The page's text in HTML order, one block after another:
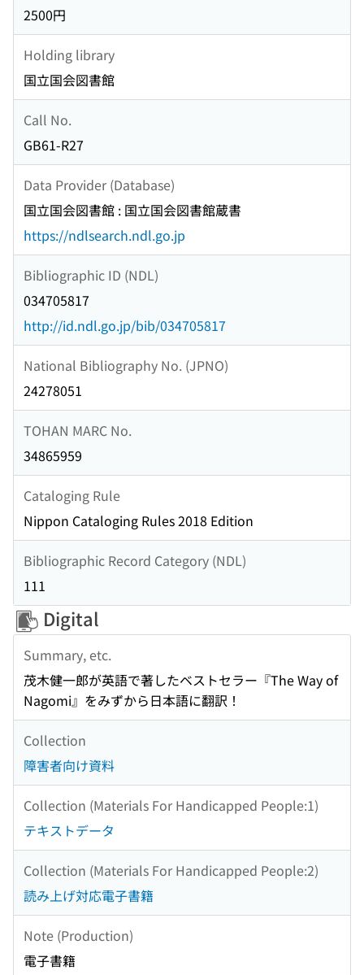
2500円
Holding library
国立国会図書館
Call No.
GB61-R27
Data Provider (Database)
国立国会図書館 : 国立国会図書館蔵書
https://ndlsearch.ndl.go.jp
Bibliographic ID (NDL)
034705817
http://id.ndl.go.jp/bib/034705817
National Bibliography No. (JPNO)
24278051
TOHAN MARC No.
34865959
Cataloging Rule
Nippon Cataloging Rules 2018 Edition
Bibliographic Record Category (NDL)
111
Digital
Summary, etc.
茂木健一郎が英語で著したベストセラー『The Way of
Nagomi』をみずから日本語に翻訳！
Collection
障害者向け資料
Collection (Materials For Handicapped People:1)
テキストデータ
Collection (Materials For Handicapped People:2)
読み上げ対応電子書籍
Note (Production)
電子書籍